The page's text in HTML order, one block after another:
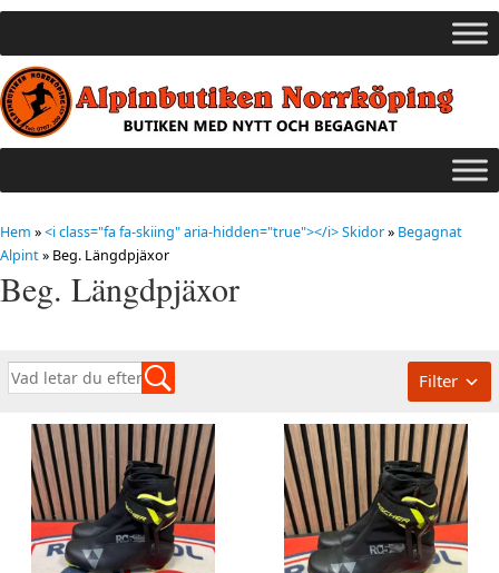
Hem »<i class="fa fa-skiing" aria-hidden="true"></i> Skidor» Begagnat
Alpint» Beg. Längdpjäxor
Beg. Längdpjäxor
Filter